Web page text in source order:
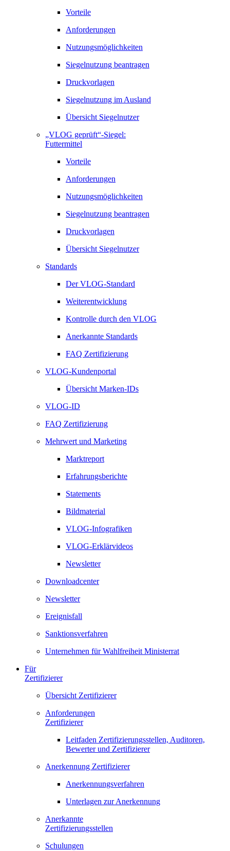
Vorteile
Anforderungen
Nutzungsmöglichkeiten
Siegelnutzung beantragen
Druckvorlagen
Siegelnutzung im Ausland
Übersicht Siegelnutzer
„VLOG geprüft“-Siegel:
Futtermittel
Vorteile
Anforderungen
Nutzungsmöglichkeiten
Siegelnutzung beantragen
Druckvorlagen
Übersicht Siegelnutzer
Standards
Der VLOG-Standard
Weiterentwicklung
Kontrolle durch den VLOG
Anerkannte Standards
FAQ Zertifizierung
VLOG-Kundenportal
Übersicht Marken-IDs
VLOG-ID
FAQ Zertifizierung
Mehrwert und Marketing
Marktreport
Erfahrungsberichte
Statements
Bildmaterial
VLOG-Infografiken
VLOG-Erklärvideos
Newsletter
Downloadcenter
Newsletter
Ereignisfall
Sanktionsverfahren
Unternehmen für Wahlfreiheit Ministerrat
Für
Zertifizierer
Übersicht Zertifizierer
Anforderungen
Zertifizierer
Leitfaden Zertifizierungsstellen, Auditoren,
Bewerter und Zertifizierer
Anerkennung Zertifizierer
Anerkennungsverfahren
Unterlagen zur Anerkennung
Anerkannte
Zertifizierungsstellen
Schulungen